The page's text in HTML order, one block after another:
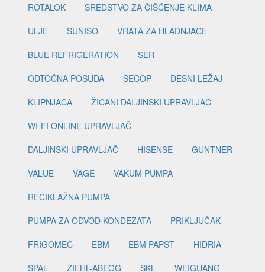
ROTALOK
SREDSTVO ZA ČIŠĆENJE KLIMA
ULJE
SUNISO
VRATA ZA HLADNJAČE
BLUE REFRIGERATION
SER
ODTOČNA POSUDA
SECOP
DESNI LEŽAJ
KLIPNJAČA
ŽIČANI DALJINSKI UPRAVLJAČ
WI-FI ONLINE UPRAVLJAČ
DALJINSKI UPRAVLJAČ
HISENSE
GUNTNER
VALUE
VAGE
VAKUM PUMPA
RECIKLAŽNA PUMPA
PUMPA ZA ODVOD KONDEZATA
PRIKLJUČAK
FRIGOMEC
EBM EBM PAPST
HIDRIA
SPAL
ZIEHL-ABEGG SKL WEIGUANG